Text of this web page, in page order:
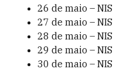
26 de maio –
27 de maio –
28 de maio –
29 de maio –
30 de maio –